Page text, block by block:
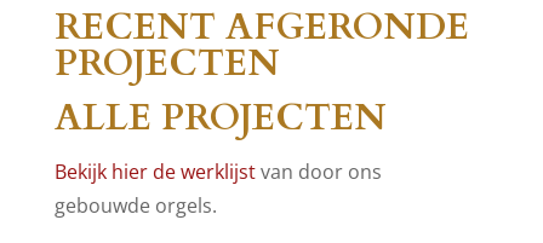
RECENT AFGERONDE
PROJECTEN
ALLE PROJECTEN
Bekijk hier de werklijstvan door ons
gebouwde orgels.